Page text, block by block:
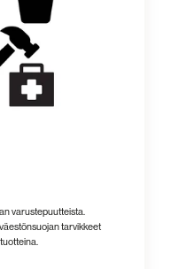
varustepuutteista.
tarvikkeet